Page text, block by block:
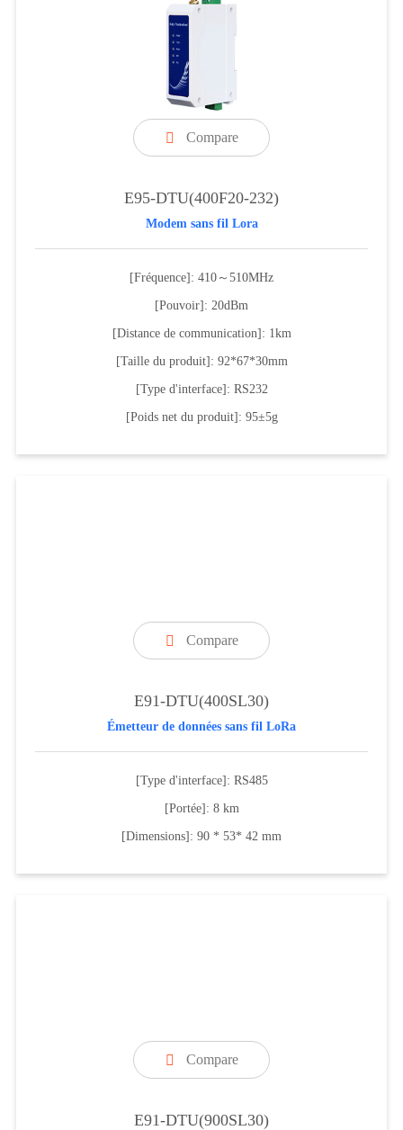
 Compare
E95-DTU(400F20-232)
Modem sans fil Lora
[Fréquence]: 410～510MHz
[Pouvoir]: 20dBm
[Distance de communication]: 1km
[Taille du produit]: 92*67*30mm
[Type d'interface]: RS232
[Poids net du produit]: 95±5g
 Compare
E91-DTU(400SL30)
Émetteur de données sans fil LoRa
[Type d'interface]: RS485
[Portée]: 8 km
[Dimensions]: 90 * 53* 42 mm
 Compare
E91-DTU(900SL30)